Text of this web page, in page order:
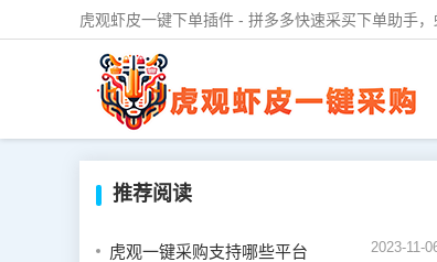
虎观虾皮一键下单插件 - 拼多多快速采买下单助手
推荐阅读
虎观一键采购支持哪些平台 2023-11-